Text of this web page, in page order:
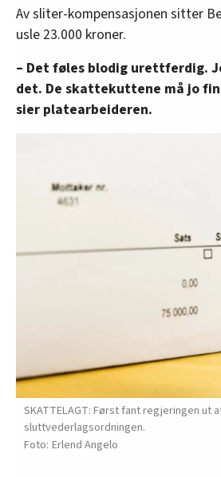
Av sliter-kompensasjonen sitter
usle 23.000 kroner.
– Det føles blodig urettferdig.
det. De skattekuttene må jo
sier platearbeideren.
SKATTELAGT: Først fant regjeringen ut
sluttvederlagsordningen.
Erlend Angelo